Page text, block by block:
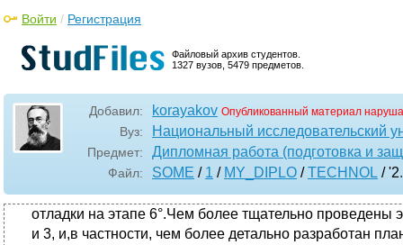
Файловый архив студентов.
1327 вузов, 5479 предметов.
Войти / Регистрация
Добавил: korayakov Опубликованный материал
Вуз: Национальный исследовательский
Предмет: Дипломная работа (подготовка и
Файл: SOME / 1 / MY_DIPLO /TECHNOL / '2
отладки на этапе 6°.Чем более тщательно проведены
и 3, и,в частности, чем более детально разработан